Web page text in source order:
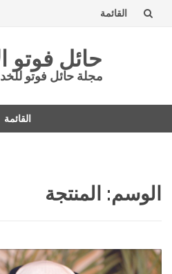
القائمة
حائل فوتو
مجلة حائل فوتو
القائمة
الوسم: المنتجة